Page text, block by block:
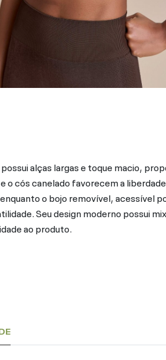
alças largas e toque macio,
o cós canelado favorecem a
o bojo removível, acessível
Seu design moderno possui
ao produto.